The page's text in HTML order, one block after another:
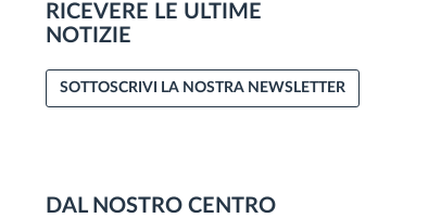
RICEVERE LE ULTIME
NOTIZIE
SOTTOSCRIVI LA NOSTRA NEWSLETTER
DAL NOSTRO CENTRO